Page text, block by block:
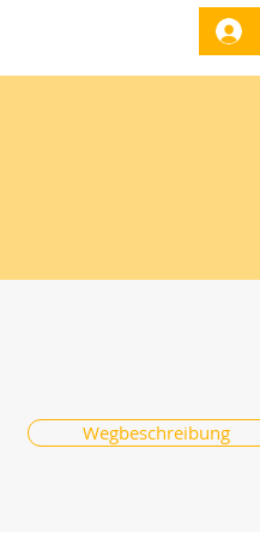
Wegbeschreibung